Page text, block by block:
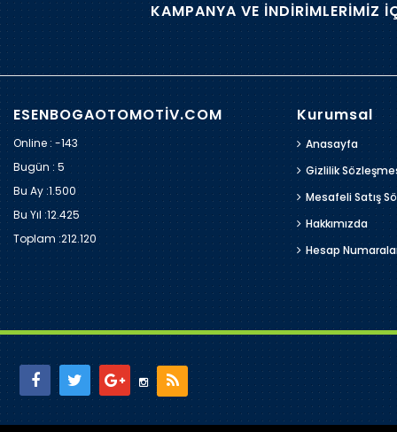
KAMPANYA VE İNDİRİMLERİMİZ
ESENBOGAOTOMOTİV.COM
Online : -143
Bugün :5
Bu Ay :1.500
Bu Yıl :12.425
Toplam :212.120
Kurumsal
Anasayfa
Gizlilik
Mesafeli Satış
Hakkımızda
Hesap